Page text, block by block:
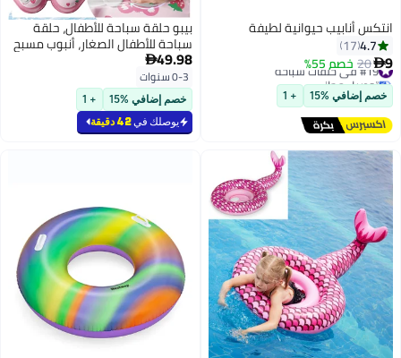
بيبو حلقة سباحة للأطفال، حلقة
سباحة للأطفال الصغار، أنبوب مسبح
للأطفال مزود بأحزمة أمان، حلقة
مسبح للأطفال الرضع، عوامات تحت
الإبط، سترة نجاة للرضع للعب آمن
في الماء، ملحقات حفلات المسبح
للأطفال من عمر 0 إلى 3 سنوات.
49.98
0-3 سنوات
خصم إضافي %15
يوصلك في